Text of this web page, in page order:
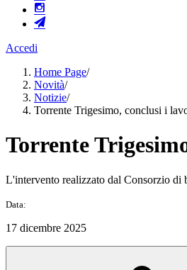
Accedi
Home Page/
Novità/
Notizie/
Torrente Trigesimo, conclusi i
Torrente
L'intervento realizzato dal Consorzio di
Data:
17 dicembre 2025